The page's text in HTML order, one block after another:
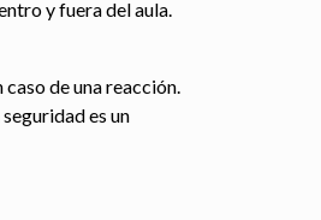
y fuera del aula.
de una reacción.
es un